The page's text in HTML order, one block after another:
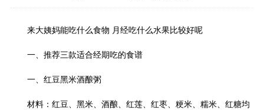
来大姨妈能吃什么食物 月经吃什么水果比较好呢
一、推荐三款适合经期吃的食谱
一、红豆黑米酒酿粥
材料：红豆、黑米、酒酿、红莲、红枣、粳米、糯米、红糖均